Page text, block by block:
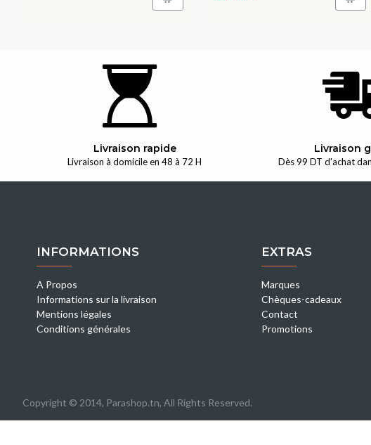
Livraison rapide
Livraison à domicile en 48 à 72 H
Livraison
Dès 99 DT d'achat
INFORMATIONS
A Propos
Informations sur la livraison
Mentions légales
Conditions générales
EXTRAS
Marques
Chèques-cadeaux
Contact
Promotions
Copyright © 2014, Parashop.tn, All Rights Reserved.